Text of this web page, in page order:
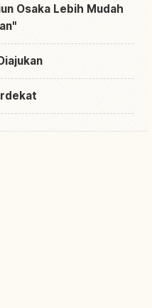
Osaka Lebih Mudah